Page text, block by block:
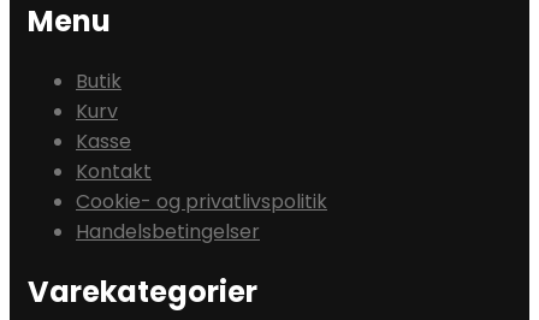
Menu
Butik
Kurv
Kasse
Kontakt
Cookie- og privatlivspolitik
Handelsbetingelser
Varekategorier